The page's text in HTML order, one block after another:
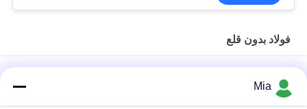
فولاد بدون قلع
صنعتی با عملکرد بالا
Mia